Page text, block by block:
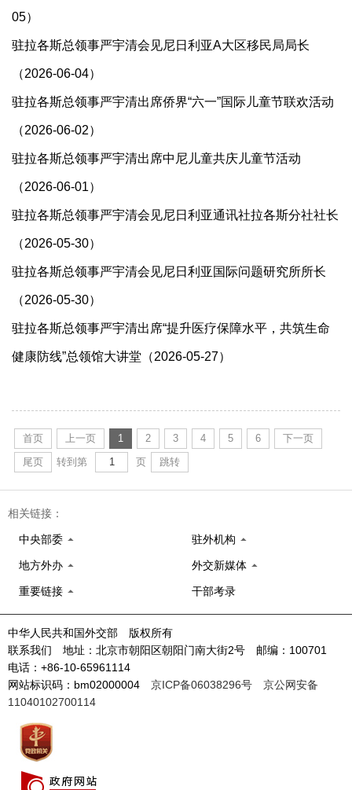
05）
驻拉各斯总领事严宇清会见尼日利亚A大区移民局局长
（2026-06-04）
驻拉各斯总领事严宇清出席侨界“六一”国际儿童节联欢活动
（2026-06-02）
驻拉各斯总领事严宇清出席中尼儿童共庆儿童节活动
（2026-06-01）
驻拉各斯总领事严宇清会见尼日利亚通讯社拉各斯分社社长
（2026-05-30）
驻拉各斯总领事严宇清会见尼日利亚国际问题研究所所长
（2026-05-30）
驻拉各斯总领事严宇清出席“提升医疗保障水平，共筑生命
健康防线”总领馆大讲堂（2026-05-27）
首页 上一页 1 2 3 4 5 6
下一页
尾页
转到第 页 跳转
相关链接：
中央部委 驻外机构
地方外办 外交新媒体
重要链接 干部考录
中华人民共和国外交部 版权所有
联系我们 地址：北京市朝阳区朝阳门南大街2号 邮编：100701
电话：+86-10-65961114
网站标识码：bm02000004 京ICP备06038296号
京公网安备
11040102700114